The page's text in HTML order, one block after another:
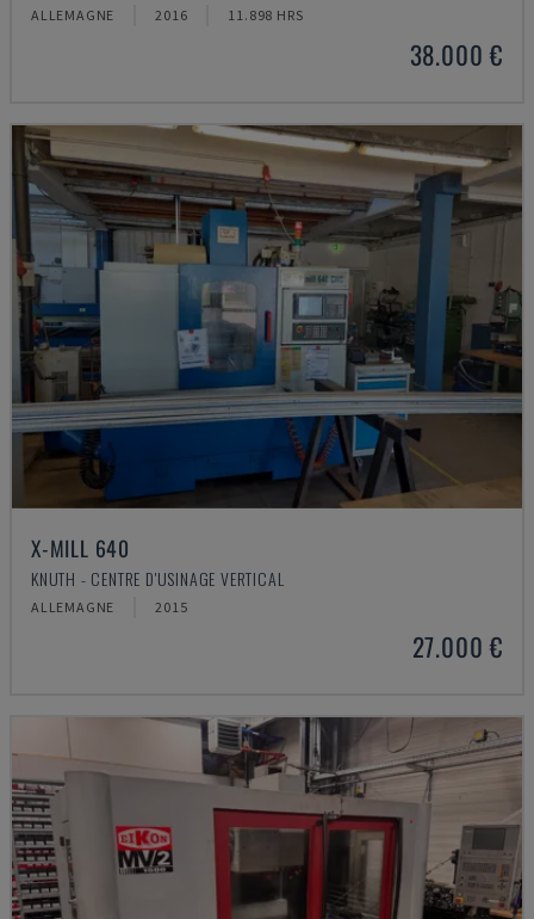
ALLEMAGNE 2016 11.898 HRS
38.000 €
X-MILL 640
KNUTH - CENTRE D'USINAGE VERTICAL
ALLEMAGNE 2015
27.000 €